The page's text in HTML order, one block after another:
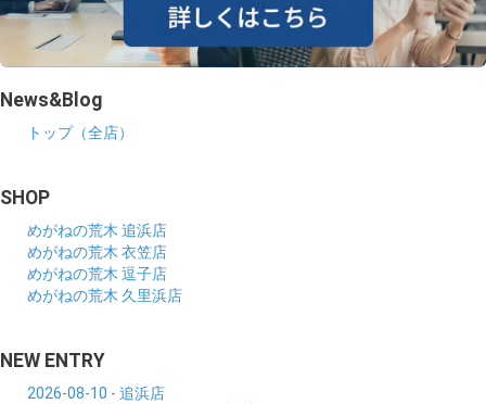
News&Blog
トップ（全店）
SHOP
めがねの荒木 追浜店
めがねの荒木 衣笠店
めがねの荒木 逗子店
めがねの荒木 久里浜店
NEW ENTRY
2026-08-10 - 追浜店